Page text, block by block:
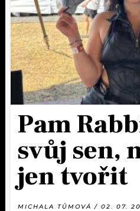
Pam
svůj sen,
jen tvořit
MICHALA TŮMOVÁ / 02. 07.